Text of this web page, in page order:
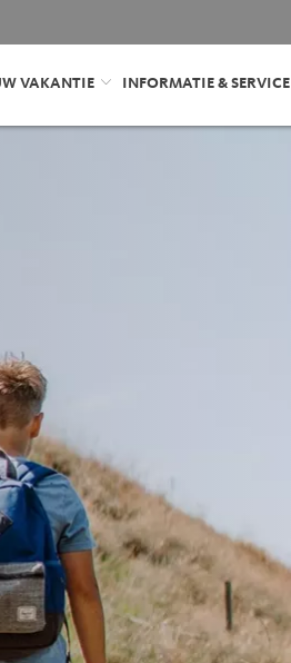
VAKANTIE INFORMATIE & SERVICE